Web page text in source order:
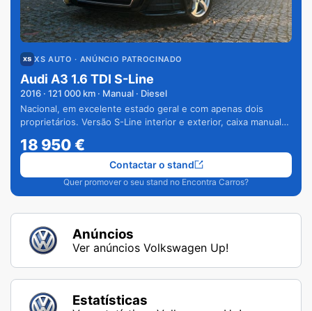
XS AUTO · ANÚNCIO PATROCINADO
Audi A3 1.6 TDI S-Line
2016 · 121 000 km · Manual · Diesel
Nacional, em excelente estado geral e com apenas dois
proprietários. Versão S-Line interior e exterior, caixa manual
18 950€
Quer promover o seu stand no Encontra Carros?
Contactar o stand
Anúncios
Ver anúncios Volkswagen Up!
Estatísticas